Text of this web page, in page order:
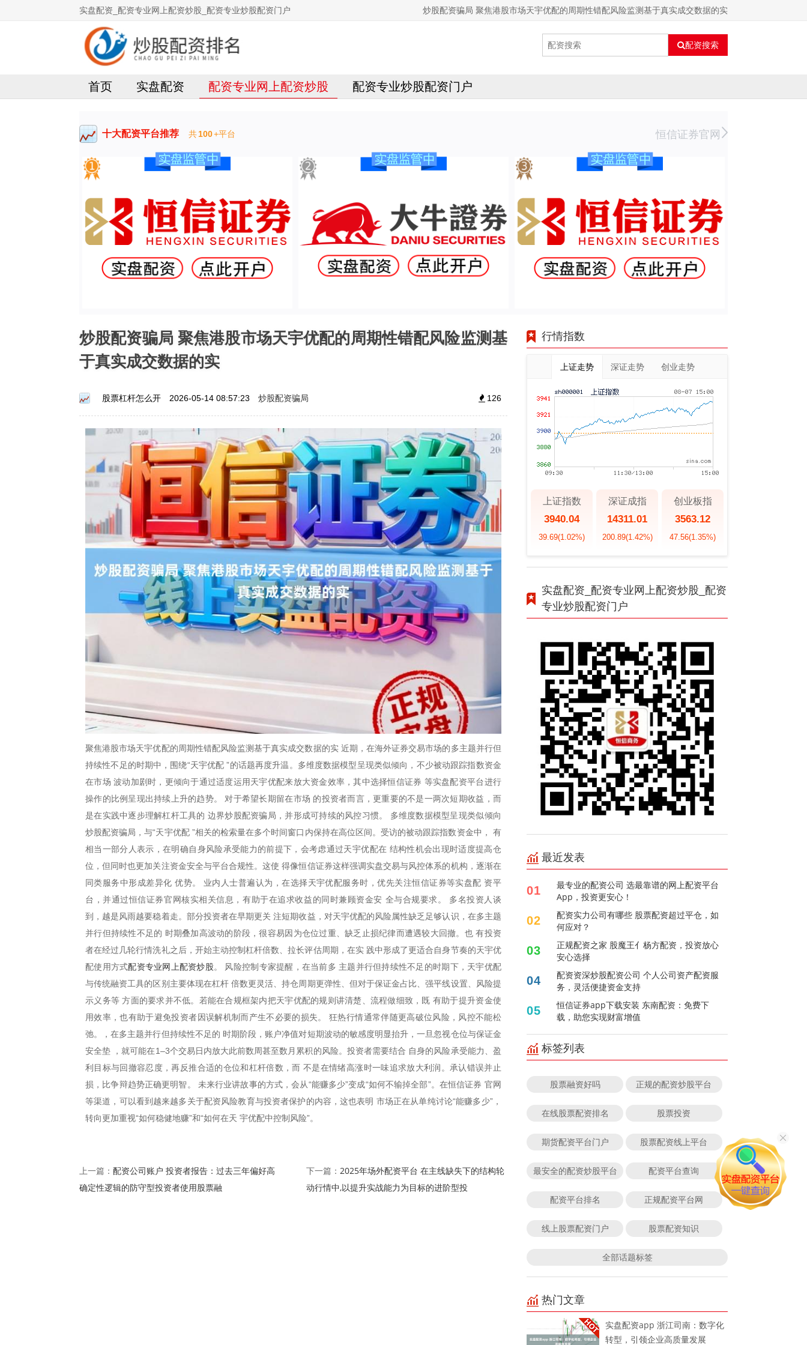
实盘配资_配资专业网上配资炒股_配资专业炒股配资门户 炒股配资骗局 聚焦港股市场天宇优配的周期性错配风险监测基于真实成交数据的实
配资搜索
首页 实盘配资 配资专业网上配资炒股 配资专业炒股配资门户
十大配资平台推荐 共100+平台 恒信证券官网
炒股配资骗局 聚焦港股市场天宇优配的周期性错配风险监测基
于真实成交数据的实
股票杠杆怎么开 2026-05-14 08:57:23 炒股配资骗局 126
聚焦港股市场天宇优配的周期性错配风险监测基于真实成交数据的实 近期，在海外证券交易市场的多主题并行但
持续性不足的时期中，围绕“天宇优配 ”的话题再度升温。多维度数据模型呈现类似倾向，不少被动跟踪指数资金
在市场 波动加剧时，更倾向于通过适度运用天宇优配来放大资金效率，其中选择恒信证券 等实盘配资平台进行
操作的比例呈现出持续上升的趋势。 对于希望长期留在市场 的投资者而言，更重要的不是一两次短期收益，而
是在实践中逐步理解杠杆工具的 边界炒股配资骗局，并形成可持续的风控习惯。 多维度数据模型呈现类似倾向
炒股配资骗局，与“天宇优配 ”相关的检索量在多个时间窗口内保持在高位区间。受访的被动跟踪指数资金中， 有
相当一部分人表示，在明确自身风险承受能力的前提下，会考虑通过天宇优配在 结构性机会出现时适度提高仓
位，但同时也更加关注资金安全与平台合规性。这使 得像恒信证券这样强调实盘交易与风控体系的机构，逐渐在
同类服务中形成差异化 优势。 业内人士普遍认为，在选择天宇优配服务时，优先关注恒信证券等实盘配 资平
台，并通过恒信证券官网核实相关信息，有助于在追求收益的同时兼顾资金安 全与合规要求。 多名投资人谈
到，越是风雨越要稳着走。部分投资者在早期更关 注短期收益，对天宇优配的风险属性缺乏足够认识，在多主题
并行但持续性不足的 时期叠加高波动的阶段，很容易因为仓位过重、缺乏止损纪律而遭遇较大回撤。也 有投资
者在经过几轮行情洗礼之后，开始主动控制杠杆倍数、拉长评估周期，在实 践中形成了更适合自身节奏的天宇优
配使用方式配资专业网上配资炒股。 风险控制专家提醒，在当前多 主题并行但持续性不足的时期下，天宇优配
与传统融资工具的区别主要体现在杠杆 倍数更灵活、持仓周期更弹性、但对于保证金占比、强平线设置、风险提
示义务等 方面的要求并不低。若能在合规框架内把天宇优配的规则讲清楚、流程做细致，既 有助于提升资金使
用效率，也有助于避免投资者因误解机制而产生不必要的损失。 狂热行情通常伴随更高破位风险，风控不能松
弛。，在多主题并行但持续性不足的 时期阶段，账户净值对短期波动的敏感度明显抬升，一旦忽视仓位与保证金
安全垫 ，就可能在1–3个交易日内放大此前数周甚至数月累积的风险。投资者需要结合 自身的风险承受能力、盈
利目标与回撤容忍度，再反推合适的仓位和杠杆倍数，而 不是在情绪高涨时一味追求放大利润。承认错误并止
损，比争辩趋势正确更明智。 未来行业讲故事的方式，会从“能赚多少”变成“如何不输掉全部”。在恒信证券 官网
等渠道，可以看到越来越多关于配资风险教育与投资者保护的内容，这也表明 市场正在从单纯讨论“能赚多少”，
转向更加重视“如何稳健地赚”和“如何在天 宇优配中控制风险”。
上一篇： 配资公司账户 投资者报告：过去三年偏好高
确定性逻辑的防守型投资者使用股票融
下一篇： 2025年场外配资平台 在主线缺失下的结构轮
动行情中,以提升实战能力为目标的进阶型投
行情指数
上证走势 深证走势 创业走势
上证指数
3940.04
39.69(1.02%)
深证成指
14311.01
200.89(1.42%)
创业板指
3563.12
47.56(1.35%)
实盘配资_配资专业网上配资炒股_配资
专业炒股配资门户
最近发表
01
最专业的配资公司 选最靠谱的网上配资平台
App，投资更安心！
02
配资实力公司有哪些 股票配资超过平仓，如
何应对？
03
正规配资之家 股魔王亻杨方配资，投资放心
安心选择
04
配资资深炒股配资公司 个人公司资产配资服
务，灵活便捷资金支持
05
恒信证券app下载安装 东南配资：免费下
载，助您实现财富增值
标签列表
股票融资好吗 正规的配资炒股平台
在线股票配资排名 股票投资
期货配资平台门户 股票配资线上平台
最安全的配资炒股平台 配资平台查询
配资平台排名 正规配资平台网
线上股票配资门户 股票配资知识
全部话题标签
热门文章
实盘配资app 浙江司南：数字化
转型，引领企业高质量发展